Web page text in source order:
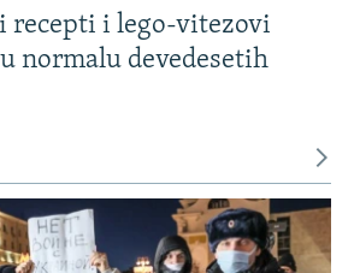
recepti i lego-vitezovi
normalu devedesetih